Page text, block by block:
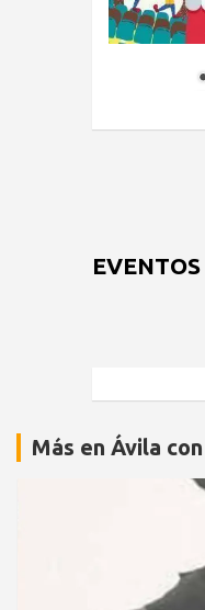
Más en Ávila